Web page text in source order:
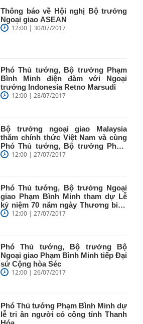
Thông báo về Hội nghị Bộ trưởng
Ngoại giao ASEAN
12:00 | 30/07/2017
Phó Thủ tướng, Bộ trưởng Phạm
Bình Minh điện đàm với Ngoại
trưởng Indonesia Retno Marsudi
12:00 | 28/07/2017
Bộ trưởng ngoại giao Malaysia
thăm chính thức Việt Nam và cùng
Phó Thủ tướng, Bộ trưởng Phạm
Bình...12:00 | 27/07/2017
Phó Thủ tướng, Bộ trưởng Ngoại
giao Phạm Bình Minh tham dự Lễ
kỷ niệm 70 năm ngày Thương binh
-... 12:00 | 27/07/2017
Phó Thủ tướng, Bộ trưởng Bộ
Ngoại giao Phạm Bình Minh tiếp Đại
sứ Cộng hòa Séc
12:00 | 26/07/2017
Phó Thủ tướng Phạm Bình Minh dự
lễ tri ân người có công tỉnh Thanh